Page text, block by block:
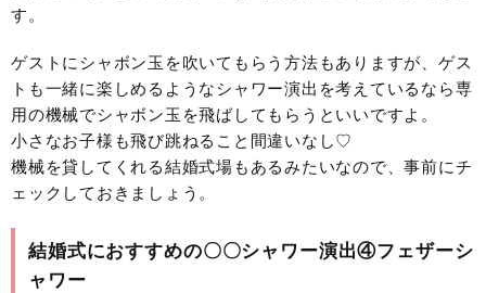
す。
ゲストにシャボン玉を吹いてもらう方法もありますが、ゲス
トも一緒に楽しめるようなシャワー演出を考えているなら専
用の機械でシャボン玉を飛ばしてもらうといいですよ。
小さなお子様も飛び跳ねること間違いなし♡
機械を貸してくれる結婚式場もあるみたいなので、事前にチ
ェックしておきましょう。
結婚式におすすめの〇〇シャワー演出④フェザーシ
ャワー